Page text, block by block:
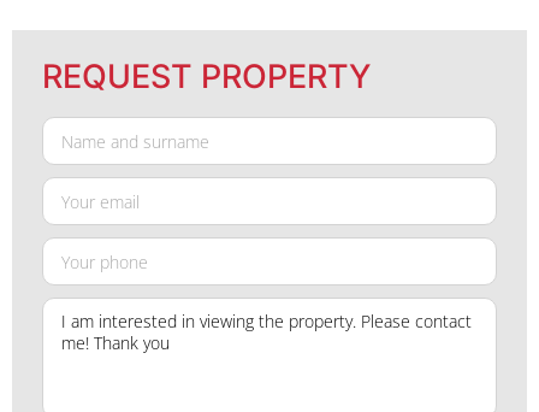
REQUEST PROPERTY